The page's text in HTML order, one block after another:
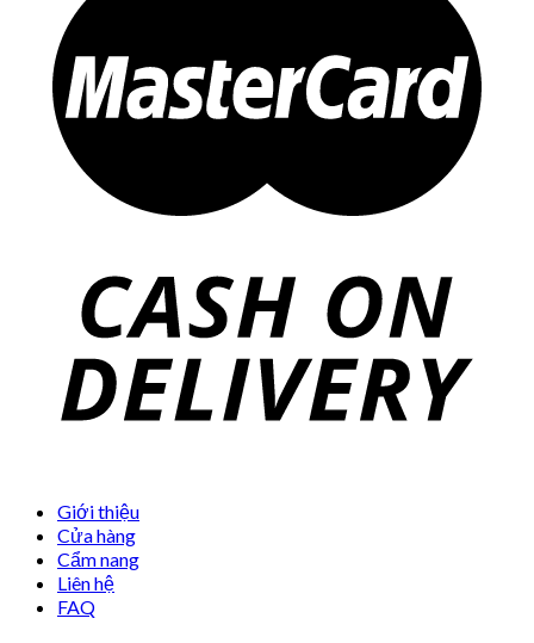
Giới thiệu
Cửa hàng
Cẩm nang
Liên hệ
FAQ